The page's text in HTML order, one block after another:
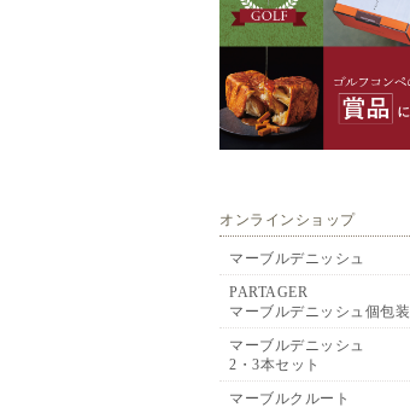
オンラインショップ
マーブルデニッシュ
PARTAGER
マーブルデニッシュ個包装
マーブルデニッシュ
2・3本セット
マーブルクルート